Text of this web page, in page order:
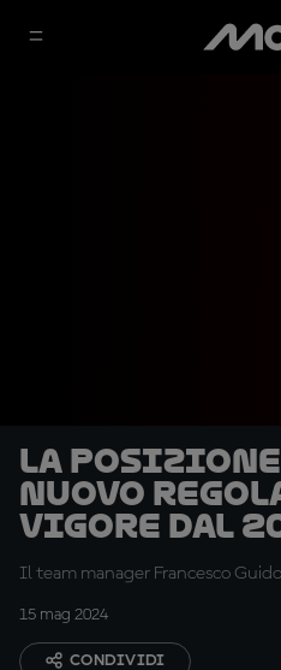
La
nuovo
vigore dal
Il team manager Francesco
15 mag 2024
CONDIVIDI